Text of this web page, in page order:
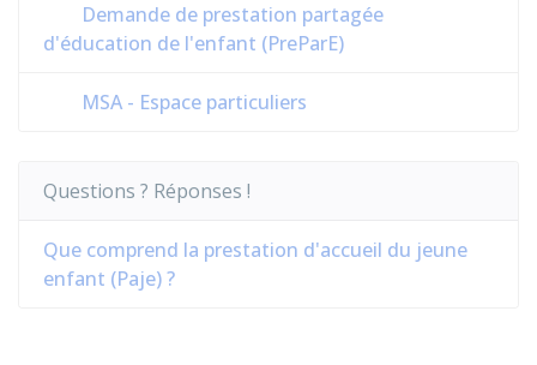
Demande de prestation partagée
d'éducation de l'enfant (PreParE)
MSA - Espace particuliers
Questions ? Réponses !
Que comprend la prestation d'accueil du jeune
enfant (Paje) ?